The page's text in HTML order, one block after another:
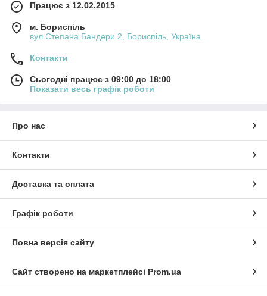
Працює з 12.02.2015
м. Бориспіль
вул.Степана Бандери 2, Бориспіль, Україна
Контакти
Сьогодні працює з 09:00 до 18:00
Показати весь графік роботи
Про нас
Контакти
Доставка та оплата
Графік роботи
Повна версія сайту
Сайт створено на маркетплейсі Prom.ua